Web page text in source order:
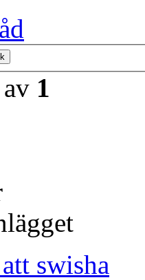
av 1
swisha